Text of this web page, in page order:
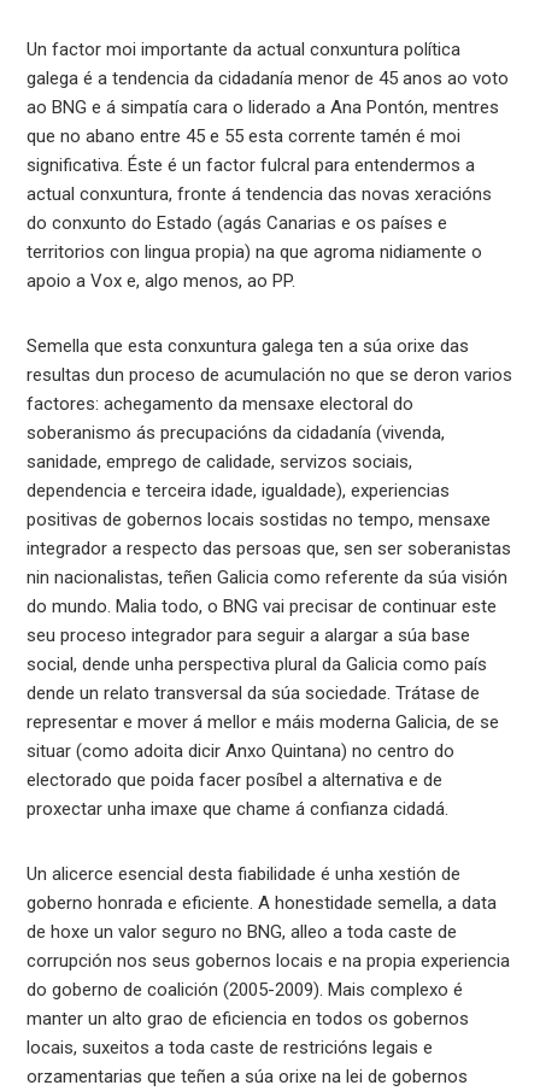
Un factor moi importante da actual conxuntura política
galega é a tendencia da cidadanía menor de 45 anos ao voto
ao BNG e á simpatía cara o liderado a Ana Pontón, mentres
que no abano entre 45 e 55 esta corrente tamén é moi
significativa. Éste é un factor fulcral para entendermos a
actual conxuntura, fronte á tendencia das novas xeracións
do conxunto do Estado (agás Canarias e os países e
territorios con lingua propia) na que agroma nidiamente o
apoio a Vox e, algo menos, ao PP.
Semella que esta conxuntura galega ten a súa orixe das
resultas dun proceso de acumulación no que se deron varios
factores: achegamento da mensaxe electoral do
soberanismo ás precupacións da cidadanía (vivenda,
sanidade, emprego de calidade, servizos sociais,
dependencia e terceira idade, igualdade), experiencias
positivas de gobernos locais sostidas no tempo, mensaxe
integrador a respecto das persoas que, sen ser soberanistas
nin nacionalistas, teñen Galicia como referente da súa visión
do mundo. Malia todo, o BNG vai precisar de continuar este
seu proceso integrador para seguir a alargar a súa base
social, dende unha perspectiva plural da Galicia como país
dende un relato transversal da súa sociedade. Trátase de
representar e mover á mellor e máis moderna Galicia, de se
situar (como adoita dicir Anxo Quintana) no centro do
electorado que poida facer posíbel a alternativa e de
proxectar unha imaxe que chame á confianza cidadá.
Un alicerce esencial desta fiabilidade é unha xestión de
goberno honrada e eficiente. A honestidade semella, a data
de hoxe un valor seguro no BNG, alleo a toda caste de
corrupción nos seus gobernos locais e na propia experiencia
do goberno de coalición (2005-2009). Mais complexo é
manter un alto grao de eficiencia en todos os gobernos
locais, suxeitos a toda caste de restricións legais e
orzamentarias que teñen a súa orixe na lei de gobernos